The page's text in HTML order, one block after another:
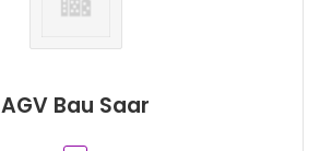
AGV Bau Saar